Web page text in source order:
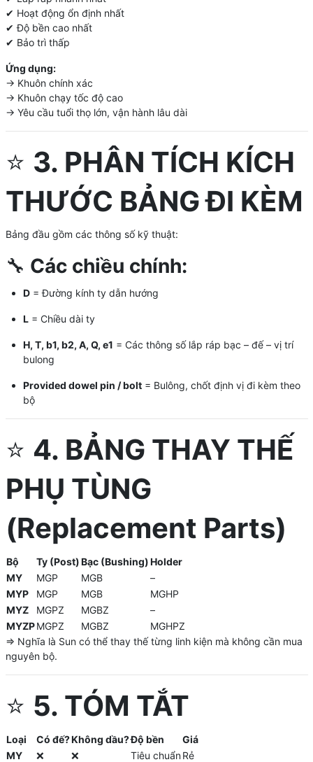
✔ Hoạt động ổn định nhất
✔ Độ bền cao nhất
✔ Bảo trì thấp
Ứng dụng:
→ Khuôn chính xác
→ Khuôn chạy tốc độ cao
→ Yêu cầu tuổi thọ lớn, vận hành lâu dài
⭐ 3. PHÂN TÍCH KÍCH
THƯỚC BẢNG ĐI KÈM
Bảng đầu gồm các thông số kỹ thuật:
🔧 Các chiều chính:
D= Đường kính ty dẫn hướng
L= Chiều dài ty
H, T, b1, b2, A, Q, e1 = Các thông số lắp ráp bạc – đế – vị trí
bulong
Provided dowel pin / bolt= Bulông, chốt định vị đi kèm theo
bộ
⭐ 4. BẢNG THAY THẾ
PHỤ TÙNG
(Replacement Parts)
Bộ Ty (Post)Bạc (Bushing)Holder
MY
MGP MGB
–
MYP
MGP MGB
MGHP
MYZ
MGPZ MGBZ
–
MYZP MGPZ MGBZ
MGHPZ
=> Nghĩa là Sun có thể thay thế từng linh kiện mà không cần mua
nguyên bộ.
⭐ 5. TÓM TẮT
Loại Có đế?Không dầu?Độ bền
Giá
MY
❌ ❌ Tiêu chuẩn Rẻ